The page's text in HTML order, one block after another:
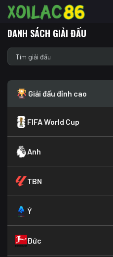
DANH SÁCH GIẢI ĐẤU
Giải đấu đỉnh cao
FIFA World Cup
Anh
TBN
Ý
Đức